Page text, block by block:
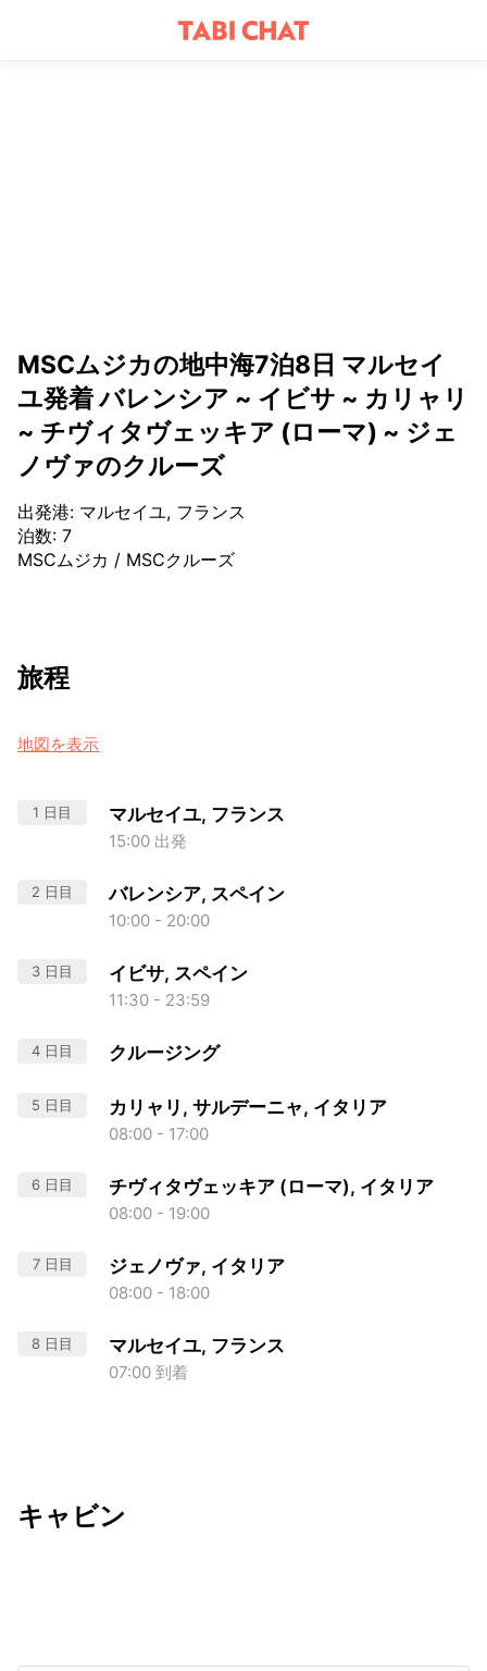
MSCムジカの地中海7泊8日 マルセイ
ユ発着 バレンシア ~ イビサ ~ カリャリ
~ チヴィタヴェッキア (ローマ) ~ ジェ
ノヴァのクルーズ
出発港: マルセイユ, フランス
泊数: 7
MSCムジカ / MSCクルーズ
旅程
地図を表示
1 日目 マルセイユ, フランス
15:00 出発
2 日目 バレンシア, スペイン
10:00 - 20:00
3 日目 イビサ, スペイン
11:30 - 23:59
4 日目 クルージング
5 日目 カリャリ, サルデーニャ, イタリア
08:00 - 17:00
6 日目 チヴィタヴェッキア (ローマ), イタリア
08:00 - 19:00
7 日目 ジェノヴァ, イタリア
08:00 - 18:00
8 日目 マルセイユ, フランス
07:00 到着
キャビン